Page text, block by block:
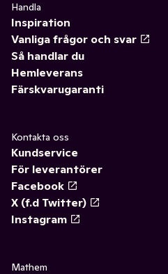
Handla
Inspiration
Vanliga frågor och svar
Så handlar du
Hemleverans
Färskvarugaranti
Kontakta oss
Kundservice
För leverantörer
Facebook
X (f.d Twitter)
Instagram
Mathem